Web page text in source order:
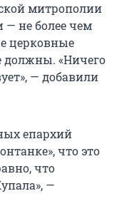
митрополии
— не более чем
церковные
должны. «Ничего
— добавили
епархий
что это
что
—